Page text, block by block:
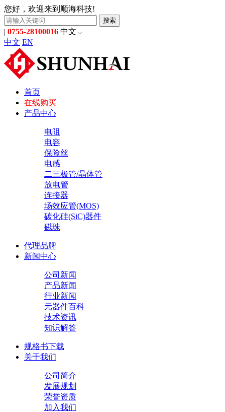
您好，欢迎来到顺海科技!
搜索
| 0755-28100016 中文
中文 EN
首页
在线购买
产品中心
电阻
电容
保险丝
电感
二三极管/晶体管
放电管
连接器
场效应管(MOS)
碳化硅(SiC)器件
磁珠
代理品牌
新闻中心
公司新闻
产品新闻
行业新闻
元器件百科
技术资讯
知识解答
规格书下载
关于我们
公司简介
发展规划
荣誉资质
加入我们